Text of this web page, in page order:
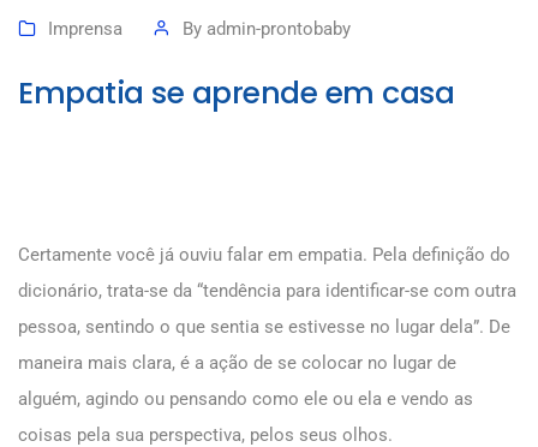
Imprensa By admin-prontobaby
Empatia se aprende em casa
Certamente você já ouviu falar em empatia. Pela definição do
dicionário, trata-se da “tendência para identificar-se com outra
pessoa, sentindo o que sentia se estivesse no lugar dela”. De
maneira mais clara, é a ação de se colocar no lugar de
alguém, agindo ou pensando como ele ou ela e vendo as
coisas pela sua perspectiva, pelos seus olhos.